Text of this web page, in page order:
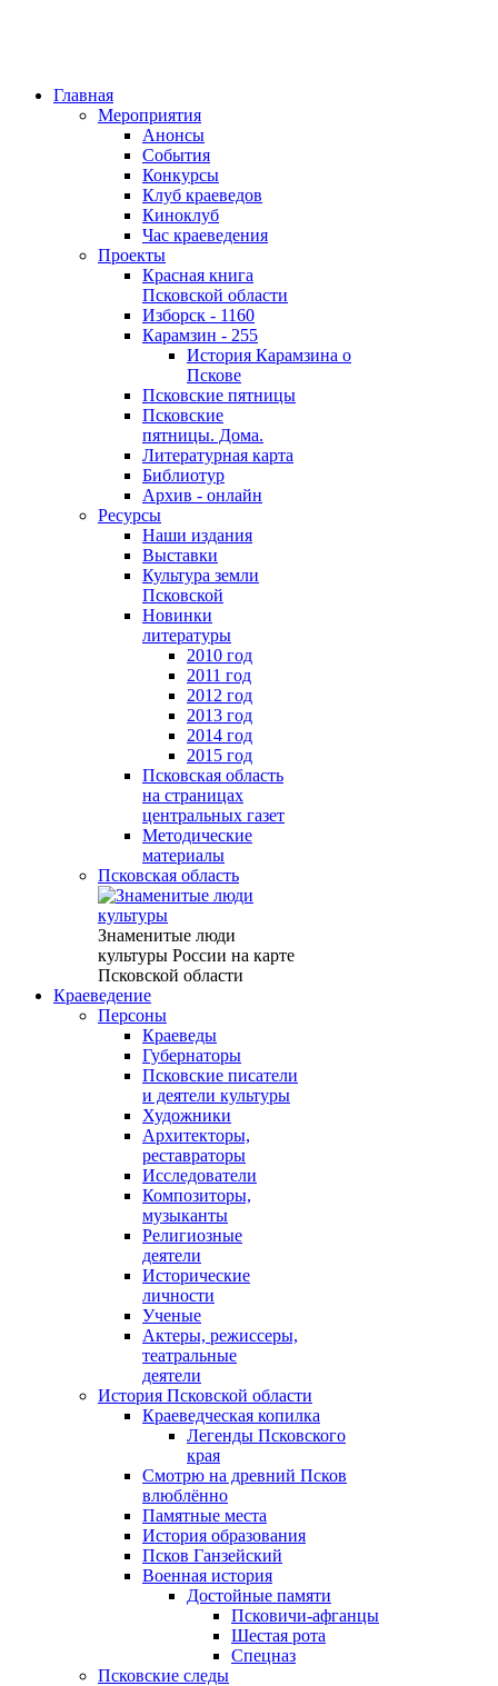
Главная
Мероприятия
Анонсы
События
Конкурсы
Клуб краеведов
Киноклуб
Час краеведения
Проекты
Красная книга
Псковской области
Изборск - 1160
Карамзин - 255
История Карамзина о
Пскове
Псковские пятницы
Псковские
пятницы. Дома.
Литературная карта
Библиотур
Архив - онлайн
Ресурсы
Наши издания
Выставки
Культура земли
Псковской
Новинки
литературы
2010 год
2011 год
2012 год
2013 год
2014 год
2015 год
Псковская область
на страницах
центральных газет
Методические
материалы
Псковская область
Знаменитые люди
культуры России на карте
Псковской области
Краеведение
Персоны
Краеведы
Губернаторы
Псковские писатели
и деятели культуры
Художники
Архитекторы,
реставраторы
Исследователи
Композиторы,
музыканты
Религиозные
деятели
Исторические
личности
Ученые
Актеры, режиссеры,
театральные
деятели
История Псковской области
Краеведческая копилка
Легенды Псковского
края
Смотрю на древний Псков
влюблённо
Памятные места
История образования
Псков Ганзейский
Военная история
Достойные памяти
Псковичи-афганцы
Шестая рота
Спецназ
Псковские следы